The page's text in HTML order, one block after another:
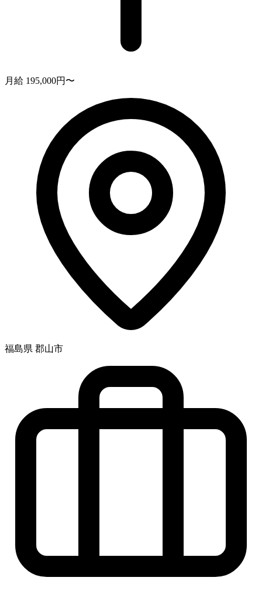
月給 195,000円〜
福島県 郡山市